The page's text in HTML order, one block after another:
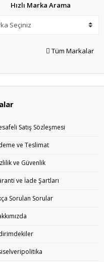
Hızlı Marka Arama
Tüm Markalar
Satış Sözleşmesi
ve Teslimat
ve Güvenlik
ve İade Şartları
Sorulan Sorular